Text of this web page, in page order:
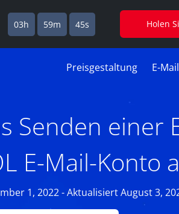
Preisgestaltung E-
Senden einer
E-Mail-Konto
1, 2022 - Aktualisiert August 3,
03h 59m 44s Holen